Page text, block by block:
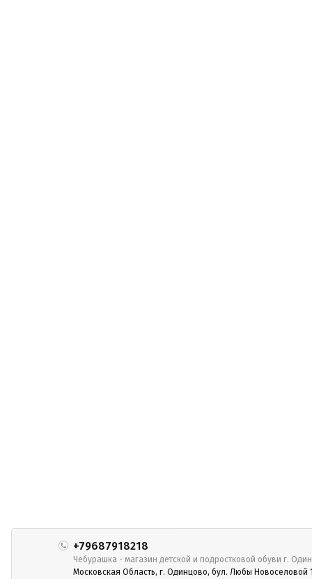
+79687918218
Чебурашка - магазин детской и подростковой обуви г.
Московская Область, г. Одинцово, бул. Любы Новоселовой